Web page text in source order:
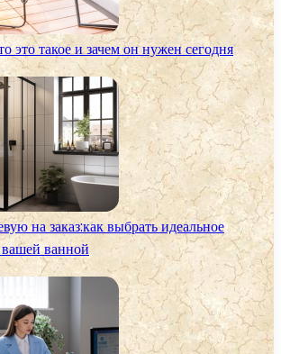
это такое и зачем он нужен сегодня
на заказ:как выбрать идеальное
ванной